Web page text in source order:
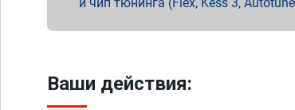
Ваши действия: